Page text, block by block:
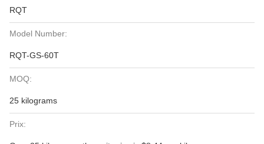
RQT
Model Number:
RQT-GS-60T
MOQ:
25 kilograms
Prix: